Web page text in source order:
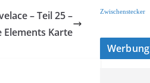
– Teil 25 –
Elements Karte
Zwischenstecker
Werbung